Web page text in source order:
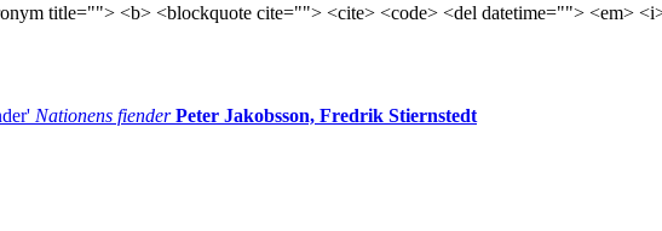
title=""> <b> <blockquote cite=""> <cite> <code> <del datetime=""> <em>
Nationens fiender Peter Jakobsson, Fredrik Stiernstedt